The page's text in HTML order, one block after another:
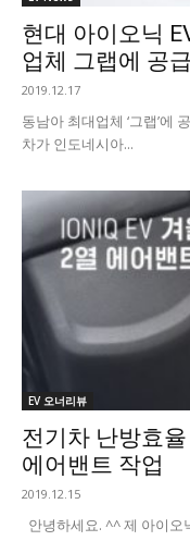
현대 아이오닉
업체 그랩에 공급
2019.12.17
동남아 최대업체 ‘그랩’에
차가 인도네시아...
EV 오너리뷰
전기차 난방효
에어밴트 작업
2019.12.15
안녕하세요. ^^ 제 아이오